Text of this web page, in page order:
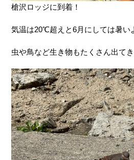
槍沢ロッジに到着！
気温は20℃超えと6月にしては暑い
虫や鳥など生き物もたくさん出てき